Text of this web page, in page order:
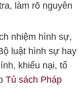
làm rõ nguyên
nhiệm hình sự,
luật hình sự hay
khiếu nại, tố
Tủ sách Pháp